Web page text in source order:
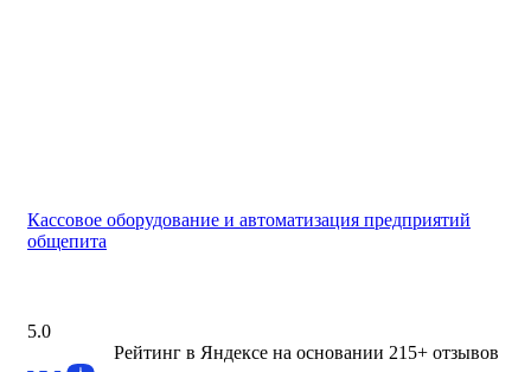
Кассовое оборудование и автоматизация предприятий
общепита
5.0
Рейтинг в Яндексе на основании 215+ отзывов